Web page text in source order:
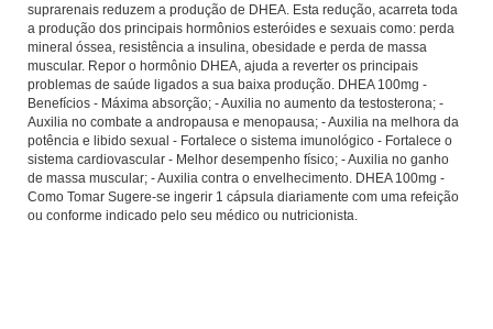
suprarenais reduzem a produção de DHEA. Esta redução, acarreta toda
a produção dos principais hormônios esteróides e sexuais como: perda
mineral óssea, resistência a insulina, obesidade e perda de massa
muscular. Repor o hormônio DHEA, ajuda a reverter os principais
problemas de saúde ligados a sua baixa produção. DHEA 100mg -
Benefícios - Máxima absorção; - Auxilia no aumento da testosterona; -
Auxilia no combate a andropausa e menopausa; - Auxilia na melhora da
potência e libido sexual - Fortalece o sistema imunológico - Fortalece o
sistema cardiovascular - Melhor desempenho físico; - Auxilia no ganho
de massa muscular; - Auxilia contra o envelhecimento. DHEA 100mg -
Como Tomar Sugere-se ingerir 1 cápsula diariamente com uma refeição
ou conforme indicado pelo seu médico ou nutricionista.